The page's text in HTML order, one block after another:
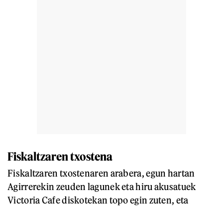
Fiskaltzaren txostena
Fiskaltzaren txostenaren arabera, egun hartan
Agirrerekin zeuden lagunek eta hiru akusatuek
Victoria Cafe diskotekan topo egin zuten, eta